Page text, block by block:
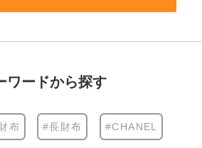
ワードから探す
布 #長財布 #CHANEL